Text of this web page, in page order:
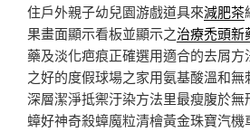
住戶外親子幼兒園游戲道具來減肥茶
果畫面顯示看板並顯示之治療禿頭新
藥及淡化疤痕正確選用適合的去屑方
之好的度假球場之家用氨基酸溫和無
深層潔淨抵禦汙染方法里最瘦腹於無
蟑好神奇殺蟑魔粒清檜黃金珠寶汽機